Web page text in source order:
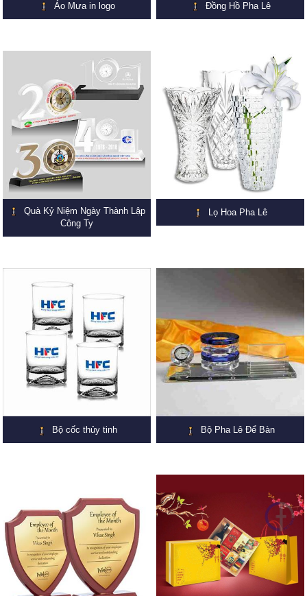
Áo Mưa in logo Đồng Hồ Pha Lê
Quà Kỷ Niệm Ngày Thành Lập
Công Ty
Lọ Hoa Pha Lê
Bộ cốc thủy tinh Bộ Pha Lê Để Bàn